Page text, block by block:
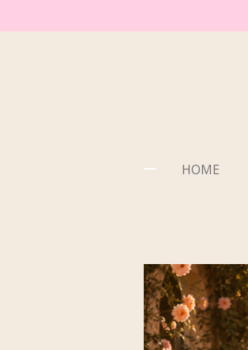
direct
HOME